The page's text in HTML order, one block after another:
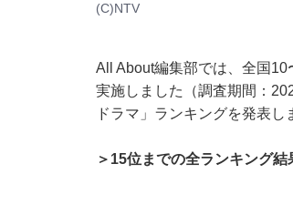
(C)NTV
All About編集部では、全国
実施しました（調査期間：
ドラマ」ランキングを発表し
＞15位までの全ランキング結